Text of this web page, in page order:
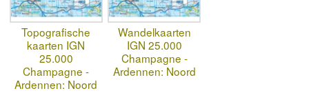
Topografische
kaarten IGN
25.000
Champagne -
Ardennen: Noord
Wandelkaarten
IGN 25.000
Champagne -
Ardennen: Noord